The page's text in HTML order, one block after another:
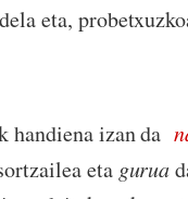
eta,
handiena izan da
eta gurua